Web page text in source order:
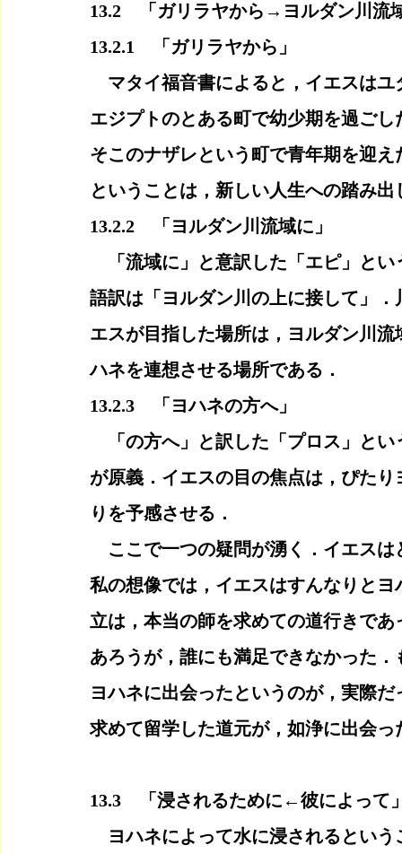
13.2　「ガリラヤから→ヨルダン川流
13.2.1　「ガリラヤから」
マタイ福音書によると，イエスはユ
エジプトのとある町で幼少期を過ご
そこのナザレという町で青年期を迎
ということは，新しい人生への踏み出
13.2.2　「ヨルダン川流域に」
「流域に」と意訳した「エピ」とい
語訳は「ヨルダン川の上に接して」
エスが目指した場所は，ヨルダン川
ハネを連想させる場所である．
13.2.3　「ヨハネの方へ」
「の方へ」と訳した「プロス」とい
が原義．イエスの目の焦点は，ぴた
りを予感させる．
ここで一つの疑問が湧く．イエスは
私の想像では，イエスはすんなりと
立は，本当の師を求めての道行きで
あろうが，誰にも満足できなかった
ヨハネに出会ったというのが，実際
求めて留学した道元が，如浄に出会っ
13.3　「浸されるために←彼によって
ヨハネによって水に浸されるという